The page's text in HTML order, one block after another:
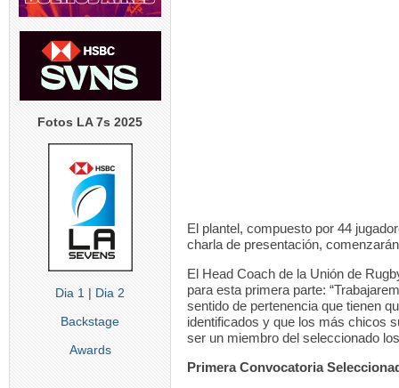
Fotos LA 7s 2025
Dia 1 | Dia 2
Backstage
Awards
El plantel, compuesto por 44
charla de presentación,
El Head Coach de la Unión de
para esta primera parte:
sentido de pertenencia que tienen
identificados y que los más chicos
ser un miembro del seleccionado
Primera Convocatoria